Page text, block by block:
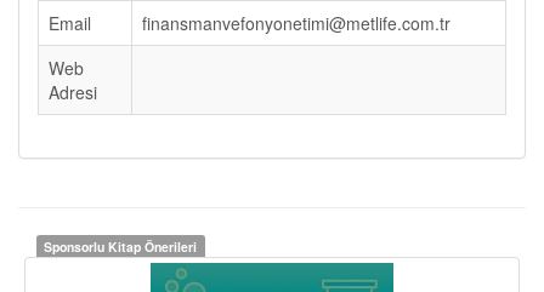
Email
finansmanvefonyonetimi@metlife.com.tr
Web
Adresi
Sponsorlu Kitap Önerileri